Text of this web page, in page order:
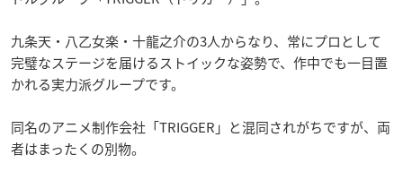
九条天・八乙女楽・十龍之介の3人からなり、常にプロとして
完璧なステージを届けるストイックな姿勢で、作中でも一目置
かれる実力派グループです。
同名のアニメ制作会社「TRIGGER」と混同されがちですが、両
者はまったくの別物。